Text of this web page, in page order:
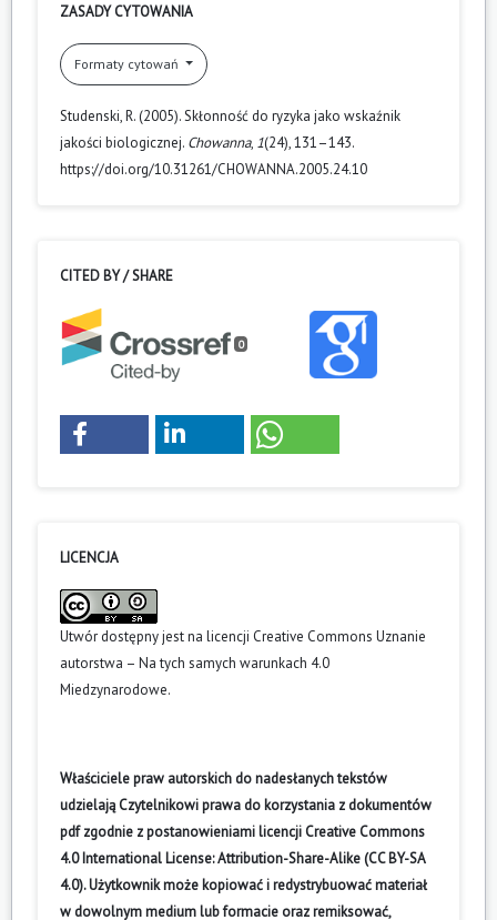
ZASADY CYTOWANIA
Formaty cytowań
Studenski, R. (2005). Skłonność do ryzyka jako wskaźnik
jakości biologicznej. Chowanna, 1(24), 131–143.
https://doi.org/10.31261/CHOWANNA.2005.24.10
CITED BY / SHARE
0
LICENCJA
Utwór dostępny jest na licencji Creative Commons Uznanie
autorstwa – Na tych samych warunkach 4.0
Miedzynarodowe.
Właściciele praw autorskich do nadesłanych tekstów
udzielają Czytelnikowi prawa do korzystania z dokumentów
pdf zgodnie z postanowieniami licencji Creative Commons
4.0 International License: Attribution-Share-Alike (CC BY-SA
4.0). Użytkownik może kopiować i redystrybuować materiał
w dowolnym medium lub formacie oraz remiksować,